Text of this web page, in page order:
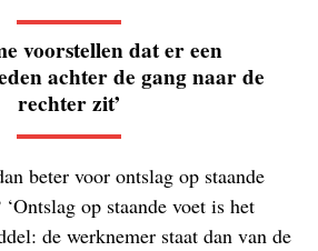
voorstellen dat er een
achter de gang naar de
rechter zit’
beter voor ontslag op staande
op staande voet is het
de werknemer staat dan van de